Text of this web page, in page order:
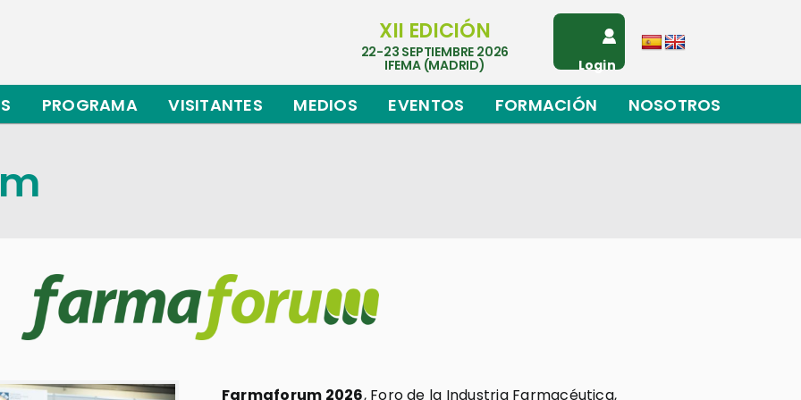
XII EDICIÓN
22-23 SEPTIEMBRE 2026
IFEMA (MADRID) Login
PROGRAMA VISITANTES MEDIOS EVENTOS FORMACIÓN NOSOTROS
Farmaforum 2026, Foro de la Industria Farmacéutica,